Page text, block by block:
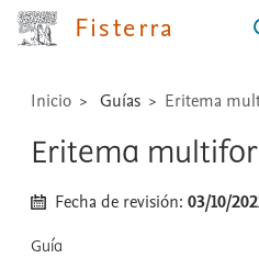
Fisterra
...
Inicio Guías Eritema
Eritema
Fecha de revisión:03/10/
Guía